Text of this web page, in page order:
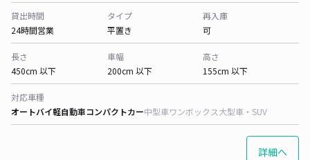
貸出時間
24時間営業
タイプ
平置き
再入庫
可
長さ
450cm 以下
車幅
200cm 以下
高さ
155cm 以下
対応車種
オートバイ軽自動車コンパクトカー中型車ワンボックス大型車・SUV
詳細へ